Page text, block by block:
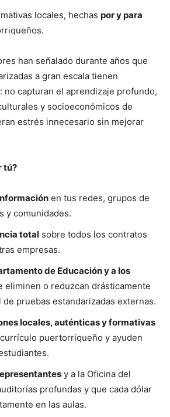
locales, hechas por y para
han señalado durante años que
a gran escala tienen
no capturan el aprendizaje profundo,
y socioeconómicos de
estrés innecesario sin mejorar
tú?
en tus redes, grupos de
y comunidades.
total sobre todos los contratos
empresas.
de Educación y a los
eliminen o reduzcan drásticamente
de pruebas estandarizadas externas.
locales, auténticas y formativas
puertorriqueño y ayuden
y a la Oficina del
profundas y que cada dólar
en las aulas.